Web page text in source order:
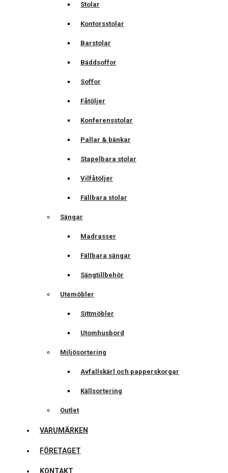
Stolar
Kontorsstolar
Barstolar
Bäddsoffor
Soffor
Fåtöljer
Konferensstolar
Pallar & bänkar
Stapelbara stolar
Vilfåtöljer
Fällbara stolar
Sängar
Madrasser
Fällbara sängar
Sängtillbehör
Utemöbler
Sittmöbler
Utomhusbord
Miljösortering
Avfallskärl och papperskorgar
Källsortering
Outlet
VARUMÄRKEN
FÖRETAGET
KONTAKT